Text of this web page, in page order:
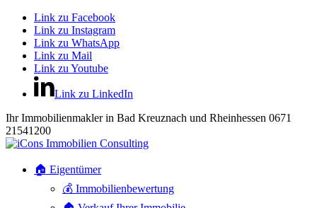
Link zu Facebook
Link zu Instagram
Link zu WhatsApp
Link zu Mail
Link zu Youtube
Link zu LinkedIn
Ihr Immobilienmakler in Bad Kreuznach und Rheinhessen 0671
21541200
🏠 Eigentümer
💰 Immobilienbewertung